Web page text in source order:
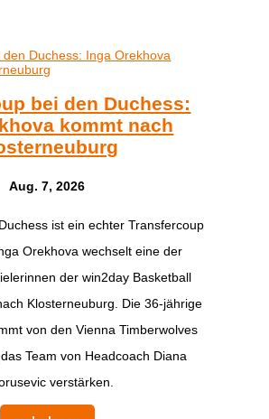
bei den Duchess:
kommt nach
Aug. 7, 2026
ist ein echter Transfercoup
Orekhova wechselt eine der
der win2day Basketball
Klosterneuburg. Die 36-jährige
von den Vienna Timberwolves
Team von Headcoach Diana
verstärken.